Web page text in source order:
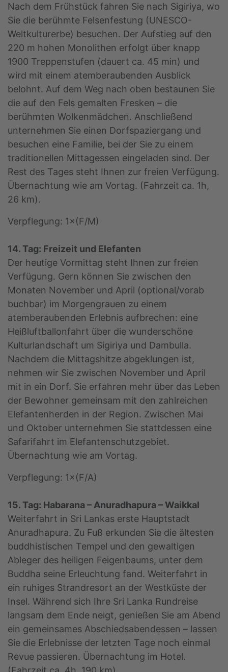
Nach dem Frühstück fahren Sie nach Sigiriya, wo
Sie die berühmte Felsenfestung (UNESCO-
Weltkulturerbe) besuchen. Der Aufstieg auf den
220 m hohen Monolithen erfolgt über knapp
1900 Treppenstufen (dauert ca. 45 min) und
wird mit einem atemberaubenden Ausblick
belohnt. Auf dem Weg nach oben bestaunen Sie
die auf den Fels gemalten Fresken – die
berühmten Wolkenmädchen. Anschließend
unternehmen Sie einen Dorfspaziergang und
besuchen eine Familie, bei der Sie zu einem
traditionellen Mittagessen eingeladen sind. Der
Rest des Tages steht Ihnen zur freien Verfügung.
Übernachtung wie am Vortag. (Fahrzeit ca. 1h,
26 km).
Verpflegung: 1×(F/M)
14. Tag: Freizeit und Elefanten
Der heutige Vormittag steht Ihnen zur freien
Verfügung. Gern können Sie zwischen den
Monaten November und April (optional/vorab
buchbar) im Morgengrauen zu einem
atemberaubenden Erlebnis aufbrechen: eine
Heißluftballonfahrt über die wunderschöne
Kulturlandschaft um Sigiriya und Dambulla.
Nachdem die Mittagshitze abgeklungen ist,
nehmen wir Sie zwischen November und April
mit in ein Dorf. Sie erfahren mehr über das Leben
der Bewohner gemeinsam mit den zahlreichen
Elefantenherden in der Region. Zwischen Mai
und Oktober unternehmen Sie stattdessen eine
Safarifahrt im Elefantenschutzgebiet.
Übernachtung wie am Vortag.
Verpflegung: 1×(F/A)
15. Tag: Habarana – Anuradhapura – Waikkal
Weiterfahrt in Sri Lankas erste Hauptstadt
Anuradhapura. Zu Fuß erkunden Sie die ältesten
buddhistischen Tempel und den gewaltigen
Ableger des heiligen Feigenbaums, unter dem
Buddha seine Erleuchtung fand. Weiterfahrt in
ein ruhiges Strandresort an der Westküste der
Insel. Während sich Ihre Sri Lanka Rundreise
langsam dem Ende neigt, genießen Sie am Abend
ein gemeinsames Abschiedsabendessen – lassen
Sie die Erlebnisse der letzten Tage noch einmal
Revue passieren. Übernachtung im Hotel.